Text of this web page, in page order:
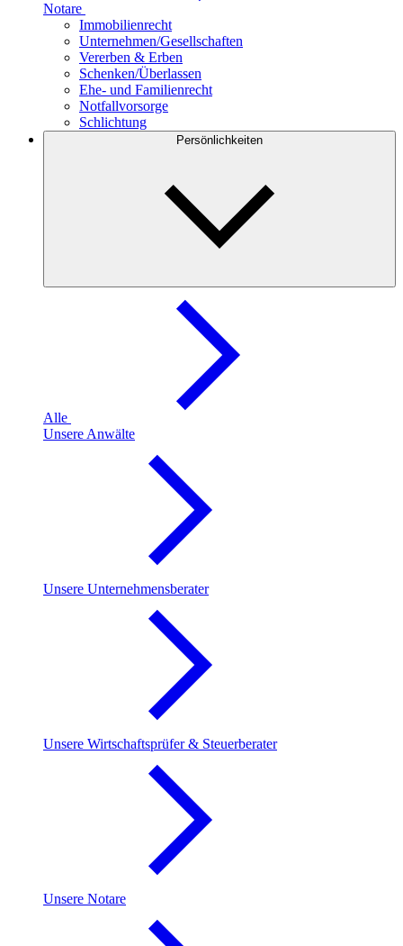
Notare
Immobilienrecht
Unternehmen/Gesellschaften
Vererben & Erben
Schenken/Überlassen
Ehe- und Familienrecht
Notfallvorsorge
Schlichtung
Persönlichkeiten
Alle
Unsere Anwälte
Unsere Unternehmensberater
Unsere Wirtschaftsprüfer & Steuerberater
Unsere Notare